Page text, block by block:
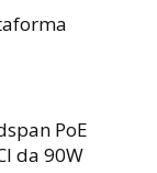
PoE
da 90W